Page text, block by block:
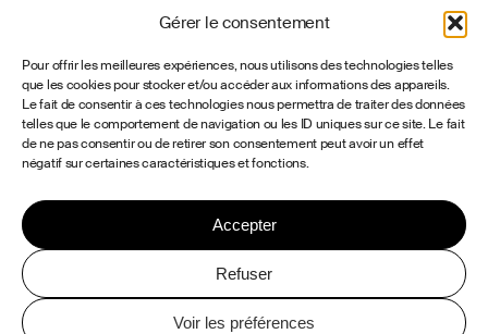
Gérer le consentement
Pour offrir les meilleures expériences, nous utilisons des technologies telles
que les cookies pour stocker et/ou accéder aux informations des appareils.
Le fait de consentir à ces technologies nous permettra de traiter des données
telles que le comportement de navigation ou les ID uniques sur ce site. Le fait
de ne pas consentir ou de retirer son consentement peut avoir un effet
négatif sur certaines caractéristiques et fonctions.
Accepter
Refuser
Voir les préférences